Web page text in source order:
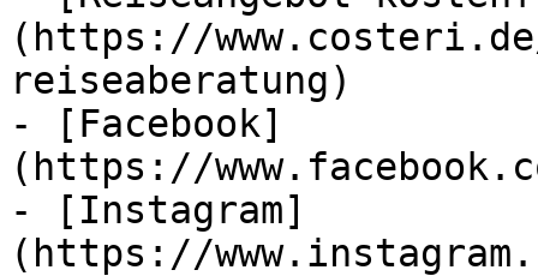
(https://
reiseaberatung)
- [Facebook]
(https://
- [Instagram]
(https://